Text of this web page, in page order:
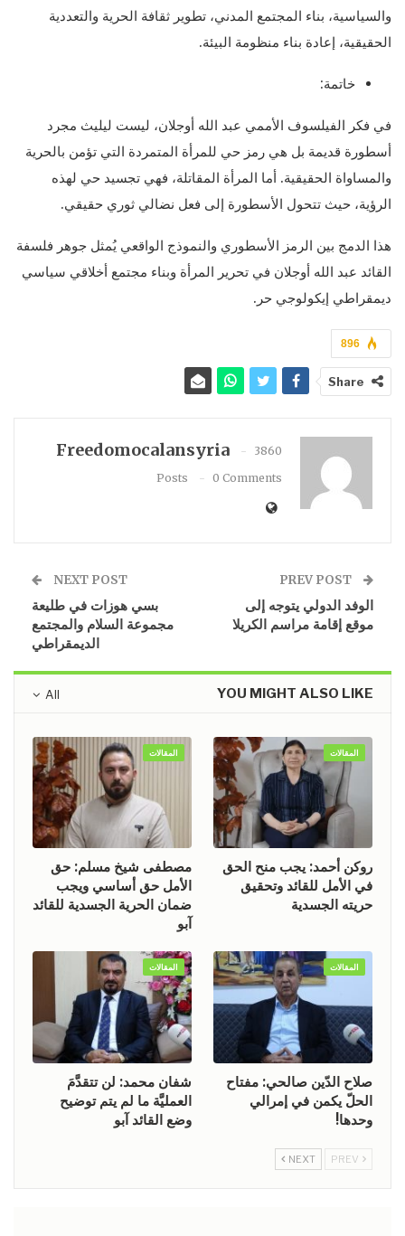
والسياسية، بناء المجتمع المدني، تطوير ثقافة الحرية والتعددية
الحقيقية، إعادة بناء منظومة البيئة.
خاتمة:
في فكر الفيلسوف الأممي عبد الله أوجلان، ليست ليليث مجرد
أسطورة قديمة بل هي رمز حي للمرأة المتمردة التي تؤمن بالحرية
والمساواة الحقيقية. أما المرأة المقاتلة، فهي تجسيد حي لهذه
الرؤية، حيث تتحول الأسطورة إلى فعل نضالي ثوري حقيقي.
هذا الدمج بين الرمز الأسطوري والنموذج الواقعي يُمثل جوهر فلسفة
القائد عبد الله أوجلان في تحرير المرأة وبناء مجتمع أخلاقي سياسي
ديمقراطي إيكولوجي حر.
896
Share
Freedomocalansyria
3860
Posts
0 Comments
الوفد الدولي يتوجه إلى
موقع إقامة مراسم الكريلا
NEXT POST
بسي هوزات في طليعة
مجموعة السلام والمجتمع
الديمقراطي
All YOU MIGHT ALSO LIKE
المقالات
روكن أحمد: يجب منح الحق
في الأمل للقائد وتحقيق
حريته الجسدية
المقالات
مصطفى شيخ مسلم: حق
الأمل حق أساسي ويجب
ضمان الحرية الجسدية للقائد
آبو
المقالات
صلاح الدّين صالحي: مفتاح
الحلّ يكمن في إمرالي
وحدها!
المقالات
شفان محمد: لن تتقدَّمَ
العمليَّة ما لم يتم توضيح
وضع القائد آبو
NEXT